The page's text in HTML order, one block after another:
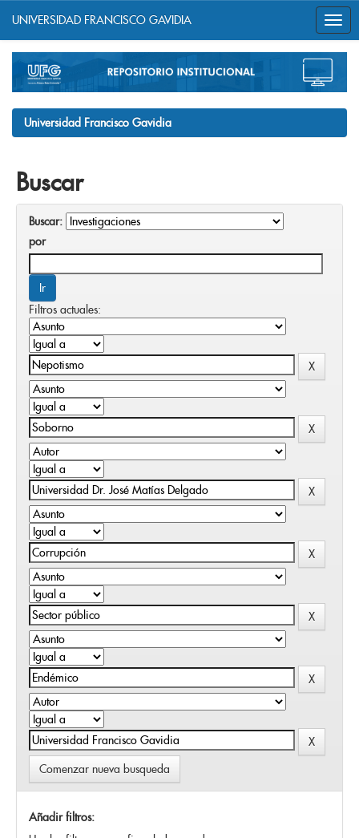
navigation
UNIVERSIDAD FRANCISCO GAVIDIA
Universidad Francisco Gavidia
Buscar
Buscar:
por
Filtros actuales:
Comenzar nueva busqueda
Añadir filtros: